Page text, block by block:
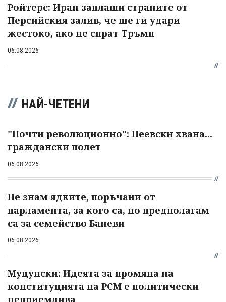
Ройтерс: Иран заплаши страните от
Персийския залив, че ще ги удари
жестоко, ако не спрат Тръмп
06.08.2026
НАЙ-ЧЕТЕНИ
"Почти революционно": Пеевски хвана...
граждански полет
06.08.2026
Не знам ядките, поръчани от
парламента, за кого са, но предполагам
са за семейство Баневи
06.08.2026
Муцунски: Идеята за промяна на
конституцията на РСМ е политически
неприемлива